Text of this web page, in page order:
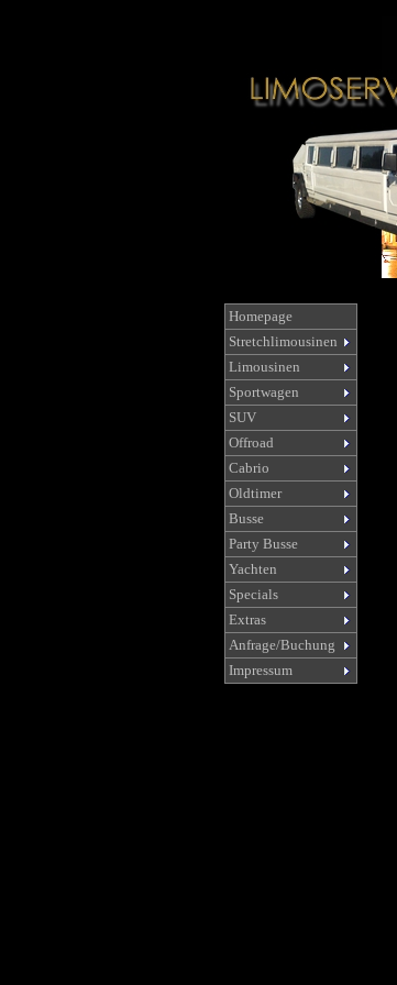
Homepage
Stretchlimousinen
Limousinen
Sportwagen
SUV
Offroad
Cabrio
Oldtimer
Busse
Party Busse
Yachten
Specials
Extras
Anfrage/Buchung
Impressum